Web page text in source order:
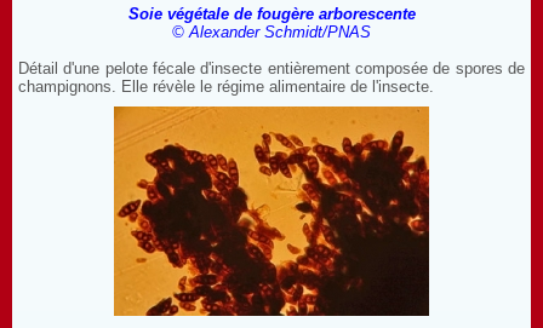
Soie végétale de fougère arborescente
© Alexander Schmidt/PNAS
Détail d'une pelote fécale d'insecte entièrement composée de spores de
champignons. Elle révèle le régime alimentaire de l'insecte.